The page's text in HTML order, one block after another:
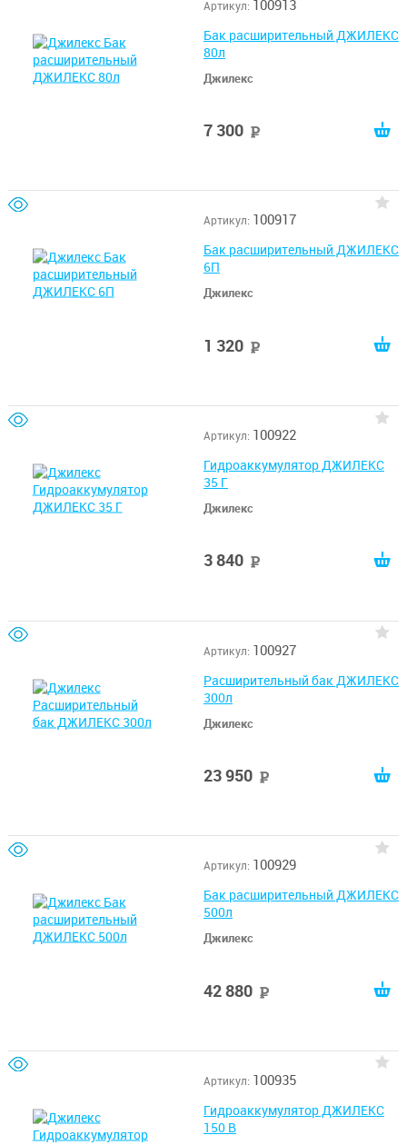
Артикул: 100913
Бак расширительный ДЖИЛЕКС
80л
Джилекс
7 300
Артикул: 100917
Бак расширительный ДЖИЛЕКС
6П
Джилекс
1 320
Артикул: 100922
Гидроаккумулятор ДЖИЛЕКС
35 Г
Джилекс
3 840
Артикул: 100927
Расширительный бак ДЖИЛЕКС
300л
Джилекс
23 950
Артикул: 100929
Бак расширительный ДЖИЛЕКС
500л
Джилекс
42 880
Артикул: 100935
Гидроаккумулятор ДЖИЛЕКС
150 В